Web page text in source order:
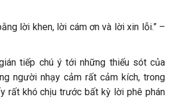
lời khen, lời cám ơn và lời xin lỗi.” –
tiếp chú ý tới những thiếu sót của
người nhạy cảm rất cảm kích, trong
rất khó chịu trước bất kỳ lời phê phán